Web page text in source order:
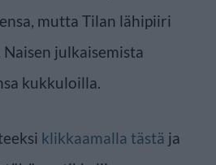
mutta Tilan lähipiiri
julkaisemista
kukkuloilla.
klikkaamalla tästä ja